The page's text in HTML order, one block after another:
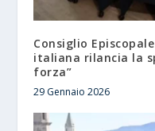
Consiglio
italiana rilancia la
forza”
29 Gennaio 2026